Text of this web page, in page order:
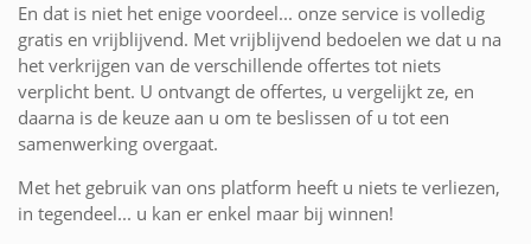
En dat is niet het enige voordeel... onze service is volledig
gratis en vrijblijvend. Met vrijblijvend bedoelen we dat u na
het verkrijgen van de verschillende offertes tot niets
verplicht bent. U ontvangt de offertes, u vergelijkt ze, en
daarna is de keuze aan u om te beslissen of u tot een
samenwerking overgaat.
Met het gebruik van ons platform heeft u niets te verliezen,
in tegendeel... u kan er enkel maar bij winnen!